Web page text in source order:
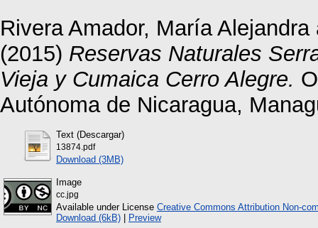
Rivera Amador, María Alejandra
(2015) Reservas Naturales
Vieja y Cumaica Cerro Alegre.
Autónoma de Nicaragua,
Text (Descargar)
13874.pdf
Download (3MB)
Image
cc.jpg
Available under License Creative Commons Attribution Non-
Download (6kB) | Preview